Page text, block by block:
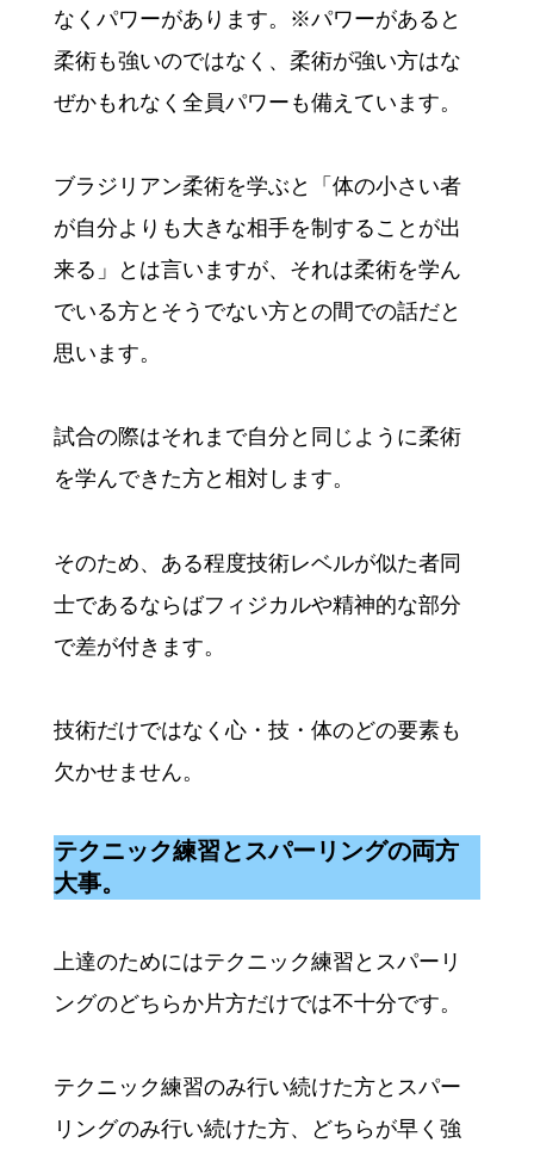
なくパワーがあります。※パワーがあると
柔術も強いのではなく、柔術が強い方はな
ぜかもれなく全員パワーも備えています。
ブラジリアン柔術を学ぶと「体の小さい者
が自分よりも大きな相手を制することが出
来る」とは言いますが、それは柔術を学ん
でいる方とそうでない方との間での話だと
思います。
試合の際はそれまで自分と同じように柔術
を学んできた方と相対します。
そのため、ある程度技術レベルが似た者同
士であるならばフィジカルや精神的な部分
で差が付きます。
技術だけではなく心・技・体のどの要素も
欠かせません。
テクニック練習とスパーリングの両方
大事。
上達のためにはテクニック練習とスパーリ
ングのどちらか片方だけでは不十分です。
テクニック練習のみ行い続けた方とスパー
リングのみ行い続けた方、どちらが早く強